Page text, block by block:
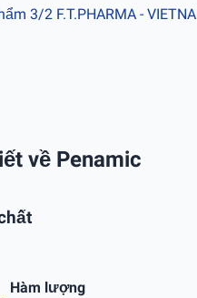
3/2 F.T.PHARMA -
về Penamic
Hàm lượng